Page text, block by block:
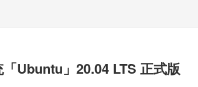
Ubuntu」20.04 LTS 正式版